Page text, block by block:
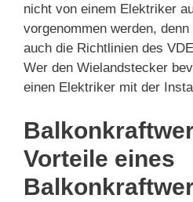
nicht von einem Elektriker
vorgenommen werden,
auch die Richtlinien des
Wer den Wielandstecker
einen Elektriker mit der
Vorteile eines